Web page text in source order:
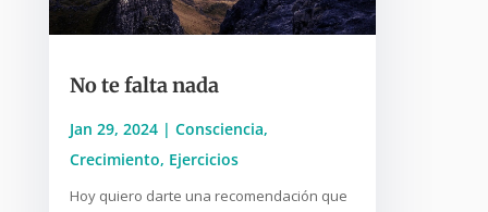
No te falta nada
Jan 29, 2024| Consciencia,
Crecimiento, Ejercicios
Hoy quiero darte una recomendación que